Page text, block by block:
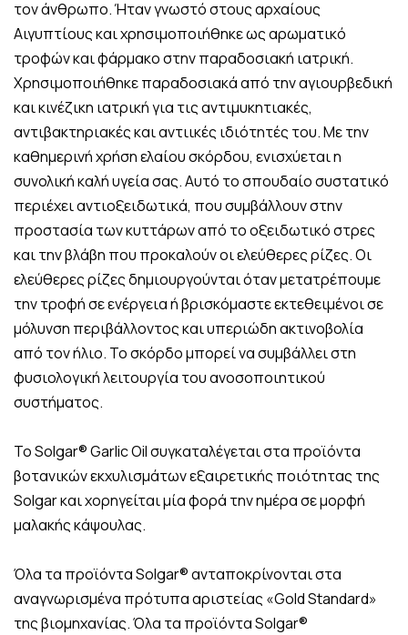
τον άνθρωπο. Ήταν γνωστό στους αρχαίους
Αιγυπτίους και χρησιμοποιήθηκε ως αρωματικό
τροφών και φάρμακο στην παραδοσιακή ιατρική.
Χρησιμοποιήθηκε παραδοσιακά από την αγιουρβεδική
και κινέζικη ιατρική για τις αντιμυκητιακές,
αντιβακτηριακές και αντιικές ιδιότητές του. Με την
καθημερινή χρήση ελαίου σκόρδου, ενισχύεται η
συνολική καλή υγεία σας. Αυτό το σπουδαίο συστατικό
περιέχει αντιοξειδωτικά, που συμβάλλουν στην
προστασία των κυττάρων από το οξειδωτικό στρες
και την βλάβη που προκαλούν οι ελεύθερες ρίζες. Οι
ελεύθερες ρίζες δημιουργούνται όταν μετατρέπουμε
την τροφή σε ενέργεια ή βρισκόμαστε εκτεθειμένοι σε
μόλυνση περιβάλλοντος και υπεριώδη ακτινοβολία
από τον ήλιο. Το σκόρδο μπορεί να συμβάλλει στη
φυσιολογική λειτουργία του ανοσοποιητικού
συστήματος.
Το Solgar® Garlic Oil συγκαταλέγεται στα προϊόντα
βοτανικών εκχυλισμάτων εξαιρετικής ποιότητας της
Solgar και χορηγείται μία φορά την ημέρα σε μορφή
μαλακής κάψουλας.
Όλα τα προϊόντα Solgar® ανταποκρίνονται στα
αναγνωρισμένα πρότυπα αριστείας «Gold Standard»
της βιομηχανίας. Όλα τα προϊόντα Solgar®